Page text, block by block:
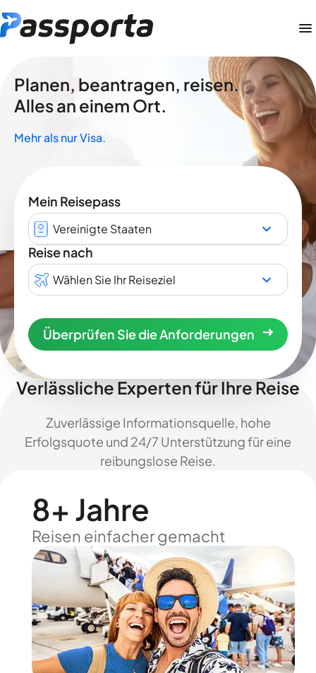
Planen, beantragen, reisen.
Alles an einem Ort.
Mehr als nur Visa.
Mein Reisepass
Vereinigte Staaten
Reise nach
Wählen Sie Ihr Reiseziel
Überprüfen Sie die Anforderungen
Verlässliche Experten für Ihre Reise
Zuverlässige Informationsquelle, hohe
Erfolgsquote und 24/7 Unterstützung für eine
reibungslose Reise.
8+ Jahre
Reisen einfacher gemacht